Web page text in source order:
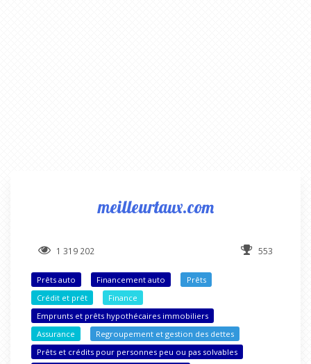
meilleurtaux.com
1 319 202 553
Prêts auto Financement auto
Prêts
Crédit et prêt
Finance
Emprunts et prêts hypothécaires immobiliers
Assurance
Regroupement et gestion des dettes
Prêts et crédits pour personnes peu ou pas solvables